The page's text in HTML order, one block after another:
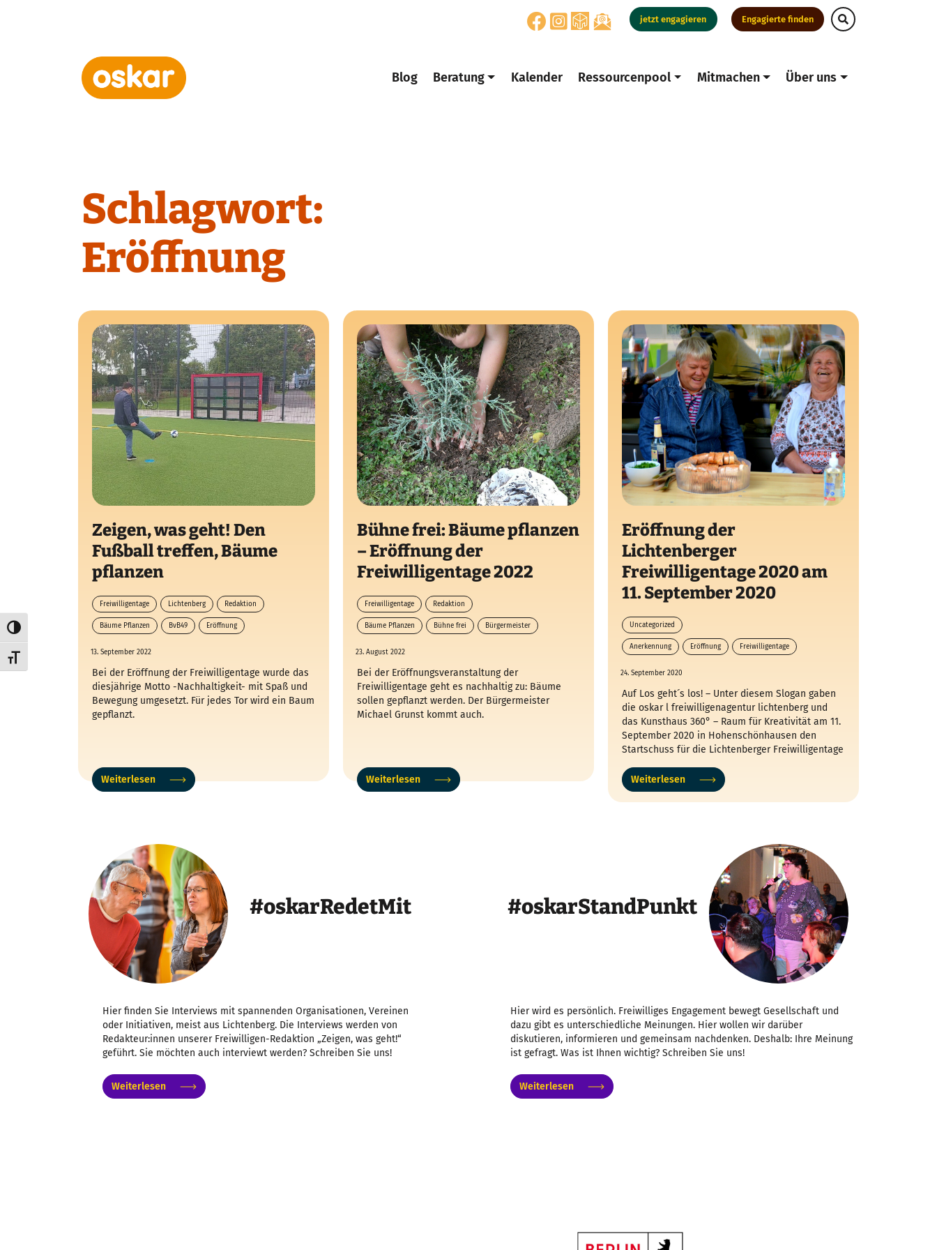
Umschalten auf hohe Kontraste
Schrift vergrößern
jetzt engagieren Engagierte finden
Hauptnavigation Blog Beratung Kalender Ressourcenpool Mitmachen Über uns
Schlagwort:
Eröffnung
Zeigen, was geht! Den
Fußball treffen, Bäume
pflanzen
Freiwilligentage Lichtenberg Redaktion
Bäume Pflanzen BvB49 Eröffnung
Freiwilligentage
13. September 2022
Bei der Eröffnung der Freiwilligentage wurde das
diesjährige Motto -Nachhaltigkeit- mit Spaß und
Bewegung umgesetzt. Für jedes Tor wird ein Baum
gepflanzt.
Weiterlesen
Bühne frei: Bäume pflanzen
– Eröffnung der
Freiwilligentage 2022
Freiwilligentage Redaktion
Bäume Pflanzen Bühne frei Bürgermeister
Eröffnung
23. August 2022
Bei der Eröffnungsveranstaltung der
Freiwilligentage geht es nachhaltig zu: Bäume
sollen gepflanzt werden. Der Bürgermeister
Michael Grunst kommt auch.
Weiterlesen
Eröffnung der
Lichtenberger
Freiwilligentage 2020 am
11. September 2020
Uncategorized
Anerkennung Eröffnung Freiwilligentage
Kunsthaus 360°
24. September 2020
Auf Los geht´s los! – Unter diesem Slogan gaben
die oskar l freiwilligenagentur lichtenberg und
das Kunsthaus 360° – Raum für Kreativität am 11.
September 2020 in Hohenschönhausen den
Startschuss für die Lichtenberger Freiwilligentage
Weiterlesen
#oskarRedetMit
Hier finden Sie Interviews mit spannenden Organisationen, Vereinen
oder Initiativen, meist aus Lichtenberg. Die Interviews werden von
Redakteur:innen unserer Freiwilligen-Redaktion „Zeigen, was geht!“
geführt. Sie möchten auch interviewt werden? Schreiben Sie uns!
Weiterlesen
#oskarStandPunkt
Hier wird es persönlich. Freiwilliges Engagement bewegt Gesellschaft und
dazu gibt es unterschiedliche Meinungen. Hier wollen wir darüber
diskutieren, informieren und gemeinsam nachdenken. Deshalb: Ihre Meinung
ist gefragt. Was ist Ihnen wichtig? Schreiben Sie uns!
Weiterlesen